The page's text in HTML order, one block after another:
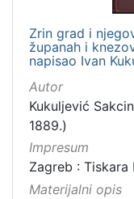
Zrin grad i
županah i
napisao Ivan
Autor
Kukuljević
1889.)
Impresum
Zagreb : Tiskara
Materijalni opis